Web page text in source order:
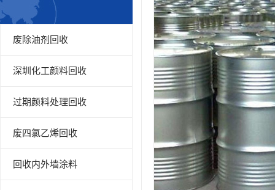
废除油剂回收
深圳化工颜料回收
过期颜料处理回收
废四氯乙烯回收
回收内外墙涂料